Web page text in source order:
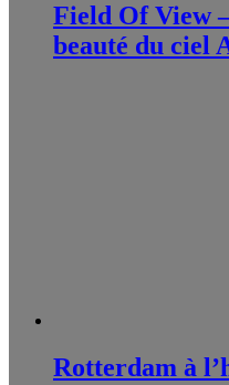
Field Of View
beauté du ciel
Rotterdam à